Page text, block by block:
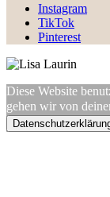
Instagram
TikTok
Pinterest
Diese Website
gehen wir von